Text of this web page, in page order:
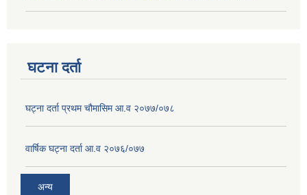
घटना दर्ता
घट्ना दर्ता प्रथम चौमासिम आ.व २०७७/०७८
वार्षिक घट्ना दर्ता आ.व २०७६/०७७
अन्य